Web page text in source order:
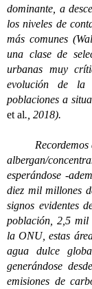
dominante, a
los niveles de
más comunes
una clase de
urbanas muy
evolución de la
poblaciones a
et al., 2018).
Recordemos
albergan/
esperándose -
diez mil millones
signos evidentes
población, 2,5
la ONU, estas
agua dulce
generándose
emisiones de